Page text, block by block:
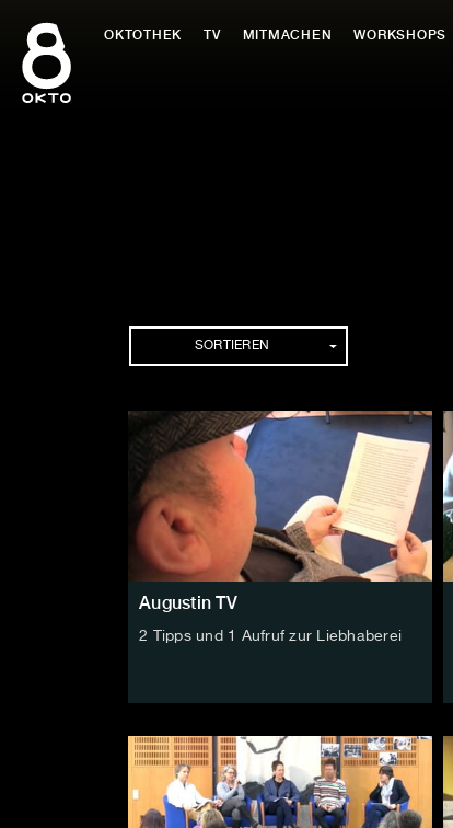
Inhalt
springen
OKTOTHEK TV MITMACHEN WORKSHOPS
Folgen
SORTIEREN
Augustin TV
2 Tipps und 1 Aufruf zur Liebhaberei